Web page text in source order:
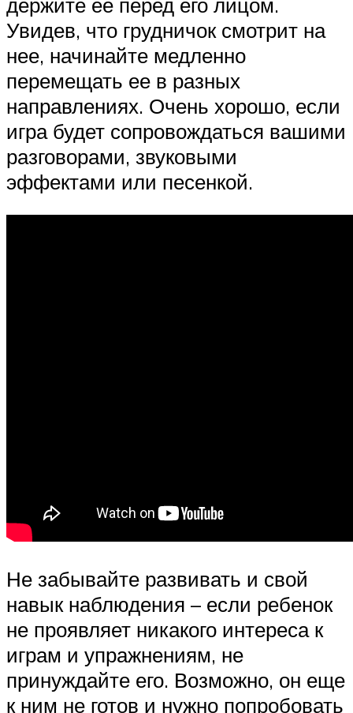
Увидев, что грудничок смотрит на
нее, начинайте медленно
перемещать ее в разных
направлениях. Очень хорошо, если
игра будет сопровождаться вашими
разговорами, звуковыми
эффектами или песенкой.
Не забывайте развивать и свой
навык наблюдения – если ребенок
не проявляет никакого интереса к
играм и упражнениям, не
принуждайте его. Возможно, он еще
к ним не готов и нужно попробовать